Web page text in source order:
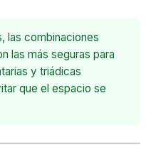
las combinaciones
las más seguras para
y triádicas
que el espacio se